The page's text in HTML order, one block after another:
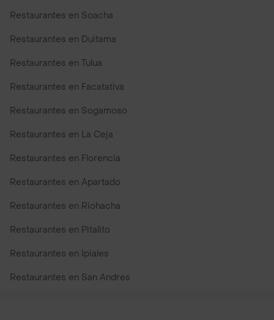
Restaurantes en Soacha
Restaurantes en Duitama
Restaurantes en Tulua
Restaurantes en Facatativa
Restaurantes en Sogamoso
Restaurantes en La Ceja
Restaurantes en Florencia
Restaurantes en Apartado
Restaurantes en Riohacha
Restaurantes en Pitalito
Restaurantes en Ipiales
Restaurantes en San Andres